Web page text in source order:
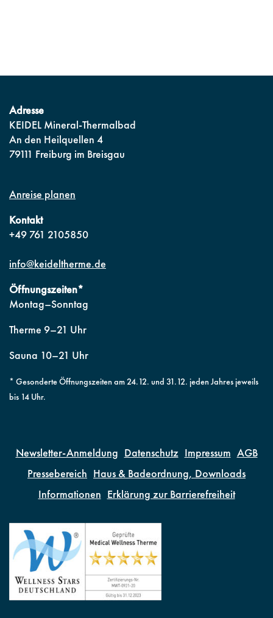
Newsletter-Anmeldung Datenschutz Impressum AGB
Pressebereich Haus & Badeordnung, Downloads
Informationen Erklärung zur Barrierefreiheit
Adresse
KEIDEL Mineral-Thermalbad
An den Heilquellen 4
79111 Freiburg im Breisgau
Anreise planen
Kontakt
+49 761 2105850
info@keideltherme.de
Öffnungszeiten*
Montag–Sonntag
Therme 9–21 Uhr
Sauna 10–21 Uhr
* Gesonderte Öffnungszeiten am 24.12. und 31.12. jeden Jahres jeweils
bis 14 Uhr.